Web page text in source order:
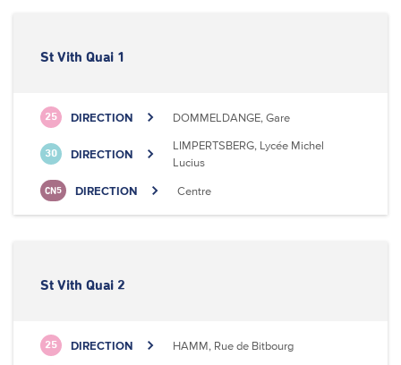
St Vith Quai 1
25 DIRECTION DOMMELDANGE, Gare
30 DIRECTION
LIMPERTSBERG, Lycée Michel
Lucius
CN5 DIRECTION Centre
St Vith Quai 2
25 DIRECTION HAMM, Rue de Bitbourg